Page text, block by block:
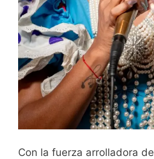
Con la fuerza arrolladora